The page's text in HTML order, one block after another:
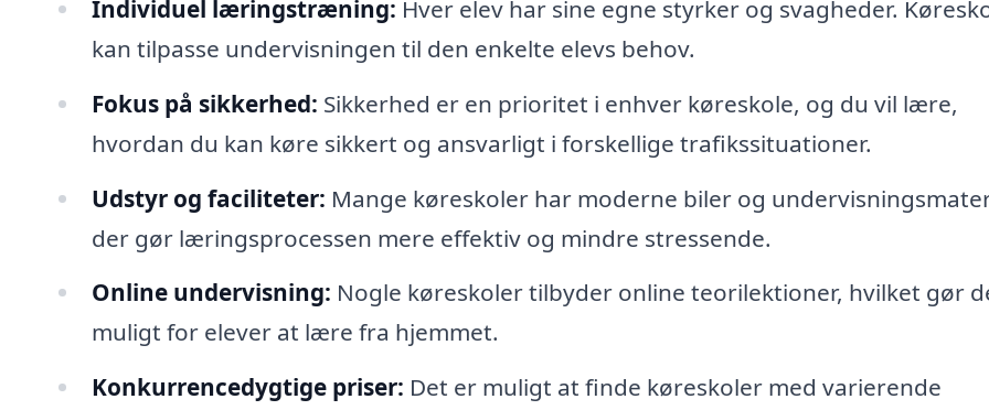
Individuel læringstræning: Hver elev har sine egne styrker og svagheder.
kan tilpasse undervisningen til den enkelte elevs behov.
Fokus på sikkerhed: Sikkerhed er en prioritet i enhver køreskole, og du vil lære,
hvordan du kan køre sikkert og ansvarligt i forskellige trafikssituationer.
Udstyr og faciliteter: Mange køreskoler har moderne biler og
der gør læringsprocessen mere effektiv og mindre stressende.
Online undervisning: Nogle køreskoler tilbyder online teorilektioner, hvilket gør
muligt for elever at lære fra hjemmet.
Konkurrencedygtige priser: Det er muligt at finde køreskoler med varierende